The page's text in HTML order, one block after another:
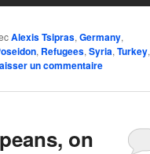
Alexis Tsipras, Germany,
, Refugees, Syria, Turkey,
un commentaire
on